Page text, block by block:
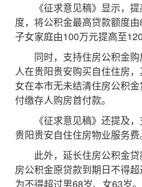
《征求意见稿》显示，提
度，将公积金最高贷款额度
子女家庭由100万元提高至120
同时，支持住房公积金购
人在贵阳贵安购买自住住房
女在本市无未结清住房公积
付缴存人购房首付款。
《征求意见稿》还提及，
贵阳贵安自住住房物业服务费
此外，延长住房公积金贷
房公积金原贷款到期日不得
为不得超过男68岁、女63岁。